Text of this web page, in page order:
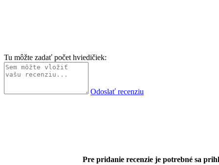
Tu môžte zadať počet hviedičiek:
Odoslať recenziu
Pre pridanie recenzie je potrebné sa